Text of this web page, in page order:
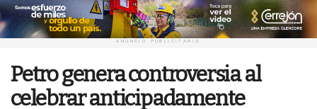
ANUNCIO PUBLICITARIO
Petro genera controversia al
celebrar anticipadamente